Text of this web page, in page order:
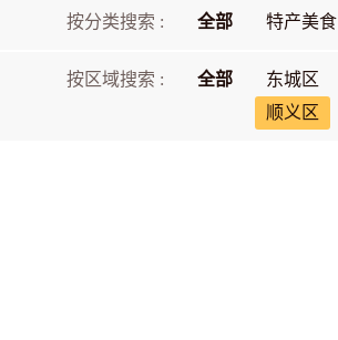
按分类搜索 : 全部 特产美食
按区域搜索 : 全部 东城区
顺义区